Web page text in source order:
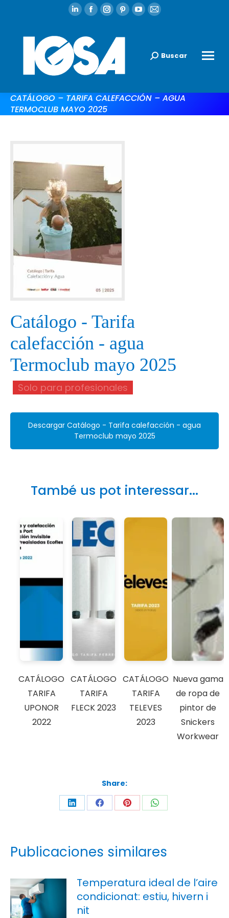
Buscar
CATÁLOGO – TARIFA CALEFACCIÓN – AGUA
TERMOCLUB MAYO 2025
Catálogo - Tarifa
calefacción - agua
Termoclub mayo 2025
Solo para profesionales
Descargar Catálogo - Tarifa calefacción - agua
Termoclub mayo 2025
També us pot interessar...
CATÁLOGO
TARIFA
UPONOR
2022
CATÁLOGO
TARIFA
FLECK 2023
CATÁLOGO
TARIFA
TELEVES
2023
Nueva gama
de ropa de
pintor de
Snickers
Workwear
Share:
Publicaciones similares
Temperatura ideal de l’aire
condicionat: estiu, hivern i
nit